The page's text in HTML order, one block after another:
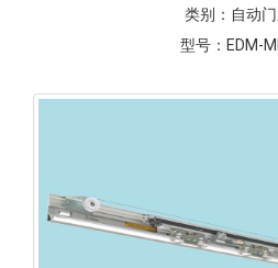
类别： 自动
型号： EDM-